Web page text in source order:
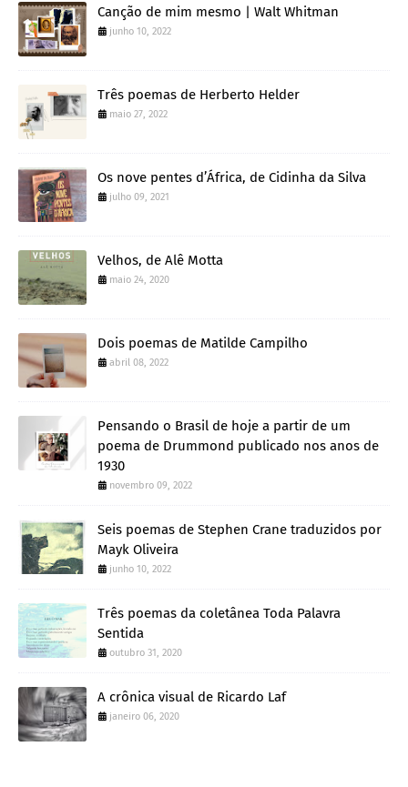
Canção de mim mesmo | Walt Whitman
junho 10, 2022
Três poemas de Herberto Helder
maio 27, 2022
Os nove pentes d’África, de Cidinha da Silva
julho 09, 2021
Velhos, de Alê Motta
maio 24, 2020
Dois poemas de Matilde Campilho
abril 08, 2022
Pensando o Brasil de hoje a partir de um
poema de Drummond publicado nos anos de
1930
novembro 09, 2022
Seis poemas de Stephen Crane traduzidos por
Mayk Oliveira
junho 10, 2022
Três poemas da coletânea Toda Palavra
Sentida
outubro 31, 2020
A crônica visual de Ricardo Laf
janeiro 06, 2020